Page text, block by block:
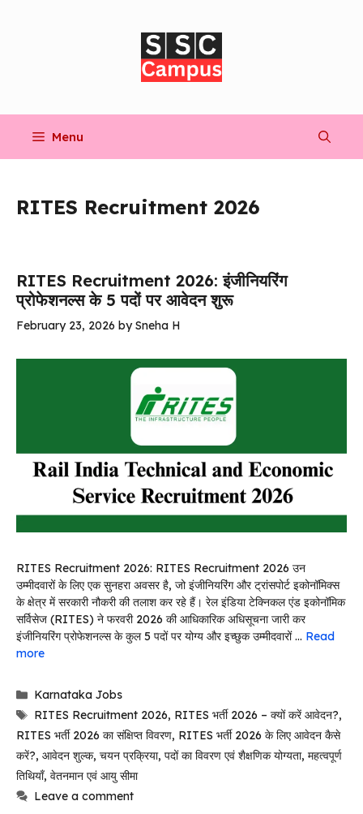
Menu
RITES Recruitment 2026
RITES Recruitment 2026: इंजीनियरिंग
प्रोफेशनल्स के 5 पदों पर आवेदन शुरू
February 23, 2026 bySneha H
RITES Recruitment 2026: RITES Recruitment 2026 उन
उम्मीदवारों के लिए एक सुनहरा अवसर है, जो इंजीनियरिंग और ट्रांसपोर्ट इकोनॉमिक्स
के क्षेत्र में सरकारी नौकरी की तलाश कर रहे हैं। रेल इंडिया टेक्निकल एंड इकोनॉमिक
सर्विसेज (RITES) ने फरवरी 2026 की आधिकारिक अधिसूचना जारी कर
इंजीनियरिंग प्रोफेशनल्स के कुल 5 पदों पर योग्य और इच्छुक उम्मीदवारों … Read
more
Categories
Karnataka Jobs
Tags
RITES Recruitment 2026, RITES भर्ती 2026 – क्यों करें आवेदन?,
RITES भर्ती 2026 का संक्षिप्त विवरण, RITES भर्ती 2026 के लिए आवेदन कैसे
करें?, आवेदन शुल्क, चयन प्रक्रिया, पदों का विवरण एवं शैक्षणिक योग्यता, महत्वपूर्ण
तिथियाँ, वेतनमान एवं आयु सीमा
Leave a comment